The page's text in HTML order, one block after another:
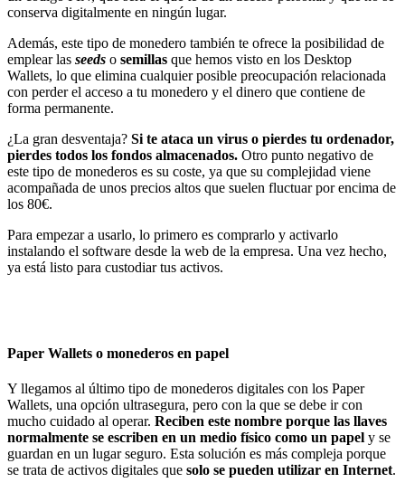
conserva digitalmente en ningún lugar.
Además, este tipo de monedero también te ofrece la posibilidad de
emplear las seeds o semillas que hemos visto en los Desktop
Wallets, lo que elimina cualquier posible preocupación relacionada
con perder el acceso a tu monedero y el dinero que contiene de
forma permanente.
¿La gran desventaja? Si te ataca un virus o pierdes tu ordenador,
pierdes todos los fondos almacenados. Otro punto negativo de
este tipo de monederos es su coste, ya que su complejidad viene
acompañada de unos precios altos que suelen fluctuar por encima de
los 80€.
Para empezar a usarlo, lo primero es comprarlo y activarlo
instalando el software desde la web de la empresa. Una vez hecho,
ya está listo para custodiar tus activos.
Paper Wallets o monederos en papel
Y llegamos al último tipo de monederos digitales con los Paper
Wallets, una opción ultrasegura, pero con la que se debe ir con
mucho cuidado al operar. Reciben este nombre porque las llaves
normalmente se escriben en un medio físico como un papel y se
guardan en un lugar seguro. Esta solución es más compleja porque
se trata de activos digitales que solo se pueden utilizar en Internet.